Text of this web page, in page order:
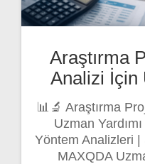
Araştırma
Analizi İçin
📊🔬 Araştırma
Uzman
Yöntem Analizleri
MAXQDA